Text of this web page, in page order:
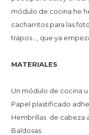
módulo de cocina he
cacharritos para las
trapos…, que ya
MATERIALES
Un módulo de cocina
Papel plastificado
Hembrillas de cabeza
Baldosas